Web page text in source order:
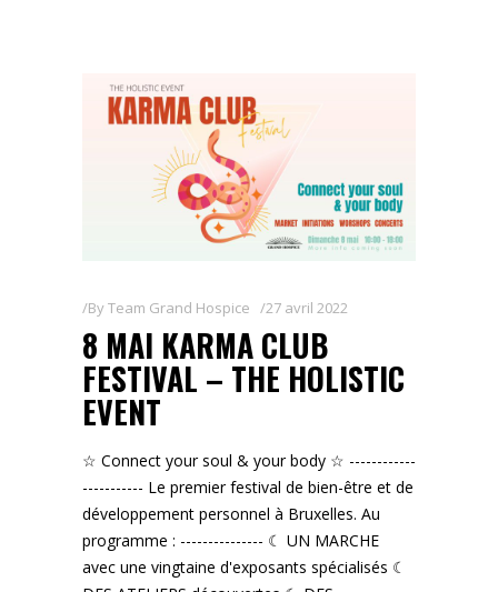
ByTeam Grand Hospice 27 avril 2022
8 MAI KARMA CLUB
FESTIVAL – THE HOLISTIC
EVENT
☆ Connect your soul & your body ☆ ------------
----------- Le premier festival de bien-être et de
développement personnel à Bruxelles. Au
programme : --------------- ☾ UN MARCHE
avec une vingtaine d'exposants spécialisés ☾